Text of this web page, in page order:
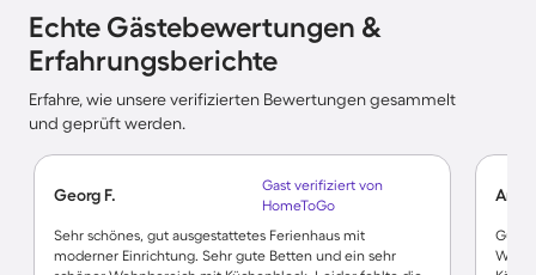
Echte Gästebewertungen &
Erfahrungsberichte
Erfahre, wie unsere verifizierten Bewertungen gesammelt
und geprüft werden.
Georg F.
Gast verifiziert von
HomeToGo
Sehr schönes, gut ausgestattetes Ferienhaus mit
moderner Einrichtung. Sehr gute Betten und ein sehr
Gute
Wir